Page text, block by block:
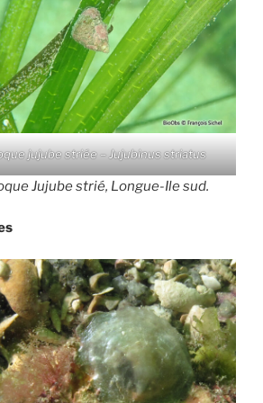
jujube striée – Jujubinus striatus
Jujube strié, Longue-Ile sud.